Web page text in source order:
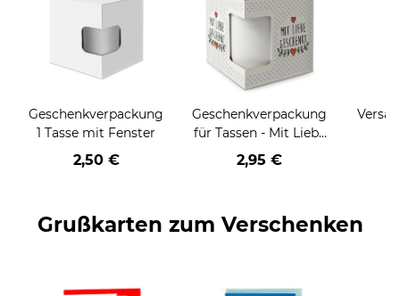
Geschenkverpackung
1 Tasse mit Fenster
2,50 €
Geschenkverpackung
für Tassen - Mit Liebe
geschenkt
2,95 €
Grußkarten zum Verschenken